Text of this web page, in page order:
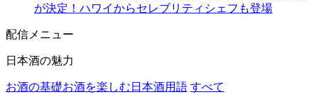
が決定！ハワイからセレブリティシェフも登場
配信メニュー
日本酒の魅力
お酒の基礎お酒を楽しむ 日本酒用語 すべて